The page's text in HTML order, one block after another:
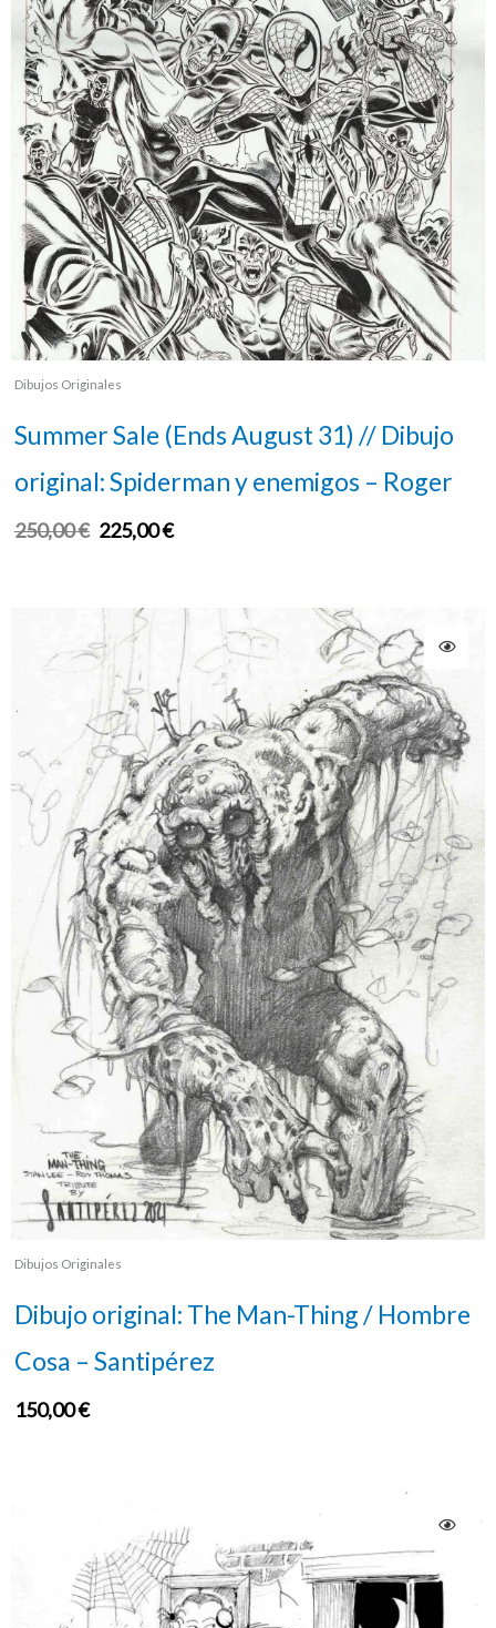
Dibujos Originales
Summer Sale (Ends August 31) // Dibujo
original: Spiderman y enemigos – Roger
250,00€ 225,00€
Dibujos Originales
Dibujo original: The Man-Thing / Hombre
Cosa – Santipérez
150,00€